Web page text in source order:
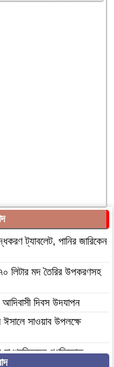
ট্যাবলেট, পানির জারিকেন
লিটার মদ তৈরির উপকরণসহ
দিবস উদযাপন
সাওয়াব উপলক্ষে
চা শ্রমিকদের গণবিক্ষোভ